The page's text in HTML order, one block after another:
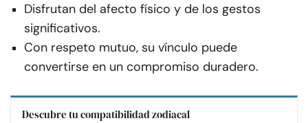
Disfrutan del afecto físico y de los gestos
significativos.
Con respeto mutuo, su vínculo puede
convertirse en un compromiso duradero.
Descubre tu compatibilidad zodiacal